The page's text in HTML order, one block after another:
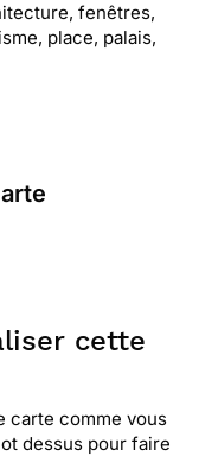
fenêtres,
place, palais,
cette
carte comme vous
dessus pour faire